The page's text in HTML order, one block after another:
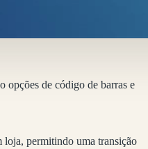
opções de código de barras e
loja, permitindo uma transição